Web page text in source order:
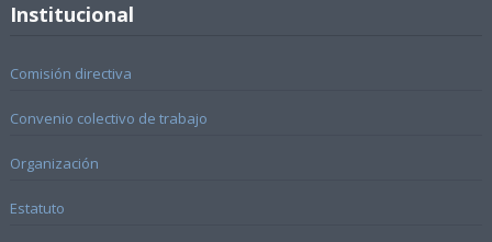
Institucional
Comisión directiva
Convenio colectivo de trabajo
Organización
Estatuto